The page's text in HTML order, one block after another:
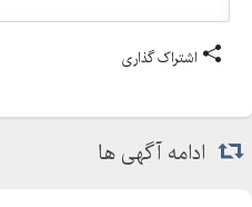
اشتراک گذاری
ادامه آگهی ها